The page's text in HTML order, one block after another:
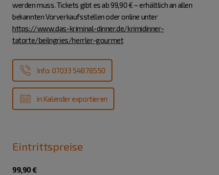
werden muss. Tickets gibt es ab 99,90 € – erhältlich an allen
bekannten Vorverkaufsstellen oder online unter
https://www.das-kriminal-dinner.de/krimidinner-
tatorte/beilngries/herrler-gourmet
Info: 07033 54878550
in Kalender exportieren
Eintrittspreise
99,90 €